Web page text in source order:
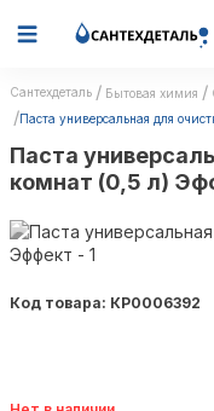
Сантехдеталь Бытовая химия
Паста универсальная для
Паста
комнат (0,5 л)
Код товара: КР0006392